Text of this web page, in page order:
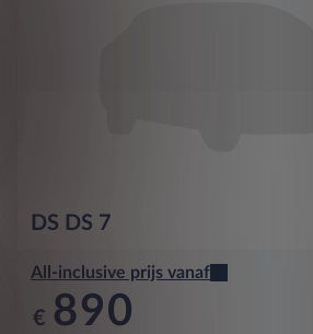
DS DS 7
All-inclusive prijs vanaf
€ 890